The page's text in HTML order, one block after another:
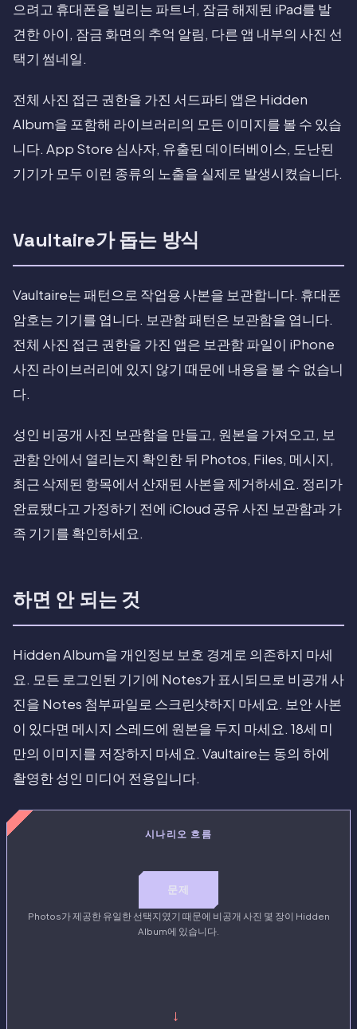
으려고 휴대폰을 빌리는 파트너, 잠금 해제된 iPad를 발
견한 아이, 잠금 화면의 추억 알림, 다른 앱 내부의 사진 선
택기 썸네일.
전체 사진 접근 권한을 가진 서드파티 앱은 Hidden
Album을 포함해 라이브러리의 모든 이미지를 볼 수 있습
니다. App Store 심사자, 유출된 데이터베이스, 도난된
기기가 모두 이런 종류의 노출을 실제로 발생시켰습니다.
Vaultaire가 돕는 방식
Vaultaire는 패턴으로 작업용 사본을 보관합니다. 휴대폰
암호는 기기를 엽니다. 보관함 패턴은 보관함을 엽니다.
전체 사진 접근 권한을 가진 앱은 보관함 파일이 iPhone
사진 라이브러리에 있지 않기 때문에 내용을 볼 수 없습니
다.
성인 비공개 사진 보관함을 만들고, 원본을 가져오고, 보
관함 안에서 열리는지 확인한 뒤 Photos, Files, 메시지,
최근 삭제된 항목에서 산재된 사본을 제거하세요. 정리가
완료됐다고 가정하기 전에 iCloud 공유 사진 보관함과 가
족 기기를 확인하세요.
하면 안 되는 것
Hidden Album을 개인정보 보호 경계로 의존하지 마세
요. 모든 로그인된 기기에 Notes가 표시되므로 비공개 사
진을 Notes 첨부파일로 스크린샷하지 마세요. 보안 사본
이 있다면 메시지 스레드에 원본을 두지 마세요. 18세 미
만의 이미지를 저장하지 마세요. Vaultaire는 동의 하에
촬영한 성인 미디어 전용입니다.
시나리오 흐름
문제
Photos가 제공한 유일한 선택지였기 때문에 비공개 사진 몇 장이 Hidden
Album에 있습니다.
→